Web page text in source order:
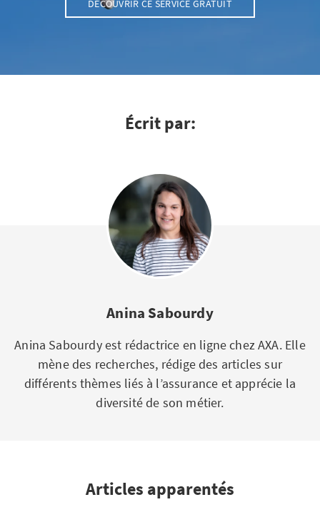
DÉCOUVRIR CE SERVICE GRATUIT
Écrit par:
Anina Sabourdy
Anina Sabourdy est rédactrice en ligne chez AXA. Elle
mène des recherches, rédige des articles sur
différents thèmes liés à l’assurance et apprécie la
diversité de son métier.
Articles apparentés